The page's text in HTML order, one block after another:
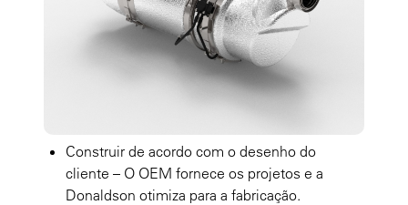
Construir de acordo com o desenho do
cliente – O OEM fornece os projetos e a
Donaldson otimiza para a fabricação.